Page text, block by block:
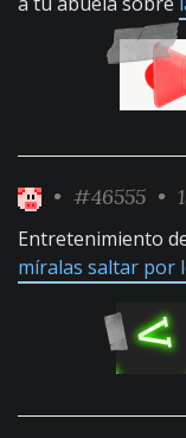
• #46555 •
Entretenimiento
míralas saltar por